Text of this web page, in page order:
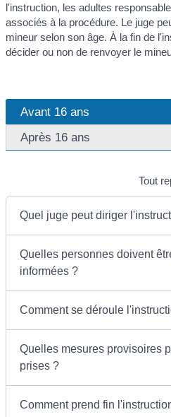
l'instruction, les adultes
associés à la procédure. Le juge
mineur selon son âge. À la fin de
décider ou non de renvoyer le
Avant 16 ans
Après 16 ans
Tout
Quel juge peut diriger
Quelles personnes doivent
informées ?
Comment se déroule
Quelles mesures provisoires
prises ?
Comment prend fin